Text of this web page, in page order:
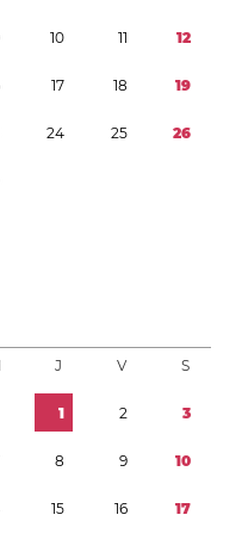
10 11 12
17 18 19
24 25 26
J V S
1 2 3
8 9 10
15 16 17